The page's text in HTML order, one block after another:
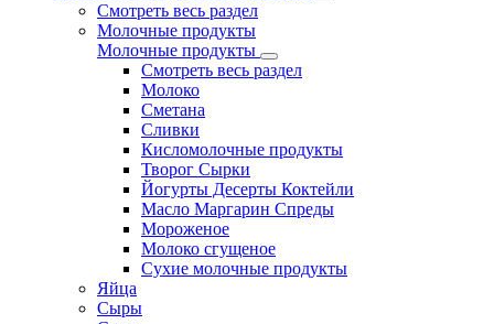
Смотреть весь раздел
Молочные продукты
Молочные продукты
Смотреть весь раздел
Молоко
Сметана
Сливки
Кисломолочные продукты
Творог Сырки
Йогурты Десерты Коктейли
Масло Маргарин Спреды
Мороженое
Молоко сгущеное
Сухие молочные продукты
Яйца
Сыры